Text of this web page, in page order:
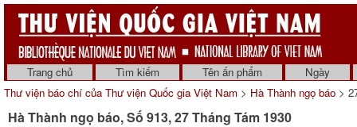
Trang chủ Tìm kiếm Tên ấn phẩm
Ngày
Thư viện báo chí của Thư viện Quốc gia Việt Nam > Hà Thành ngọ báo >
Hà Thành ngọ báo, Số 913, 27 Tháng Tám 1930